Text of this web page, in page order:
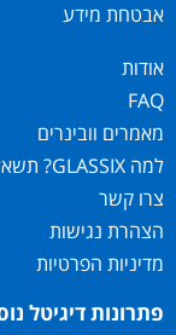
אבטחת מידע
אודות
FAQ
מאמרים וובינרים
למה GLASSIX? תשאלו את המשתמשים!
צרו קשר
הצהרת נגישות
מדיניות הפרטיות
פתרונות דיגיטל